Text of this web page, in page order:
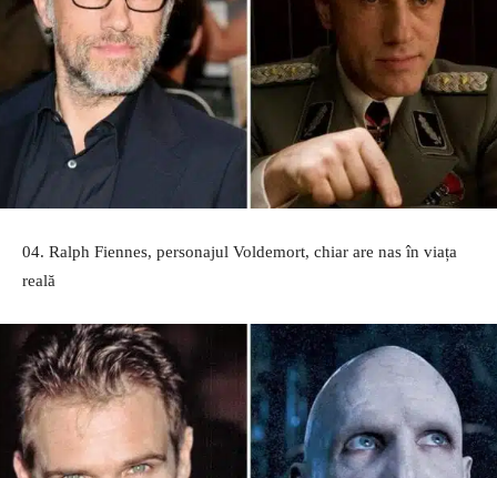
04. Ralph Fiennes, personajul Voldemort, chiar are nas în viața
reală